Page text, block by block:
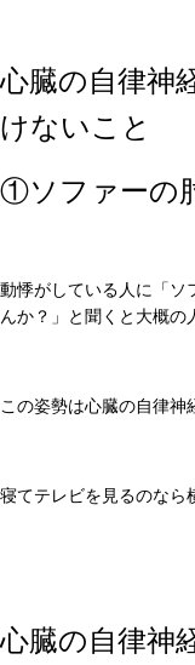
心臓の自律神
けないこと
①ソファーの
動悸がしている人に「ソ
んか？」と聞くと大概の
この姿勢は心臓の自律神
寝てテレビを見るのなら
心臓の自律神